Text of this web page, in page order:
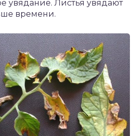
увядание. Листья увядают
времени.